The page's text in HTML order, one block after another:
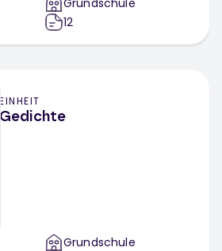
Grundschule
12
EINHEIT
Gedichte
Grundschule